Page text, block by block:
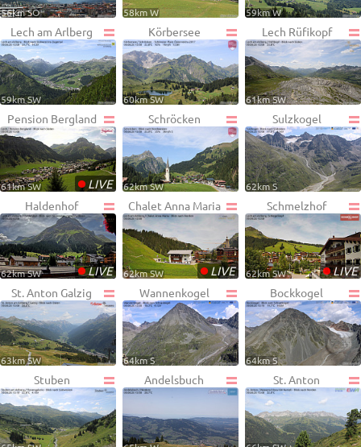
56km SO 58km W 59km W
Lech am Arlberg
59km SW
Körbersee
60km SW
Lech Rüfikopf
61km SW
Pension Bergland
•LIVE
61km SW
Schröcken
62km SW
Sulzkogel
62km S
Haldenhof
•LIVE
62km SW
Chalet Anna Maria
•LIVE
62km SW
Schmelzhof
•LIVE
62km SW
St. Anton Galzig
63km SW
Wannenkogel
64km S
Bockkogel
64km S
Stuben Andelsbuch St. Anton